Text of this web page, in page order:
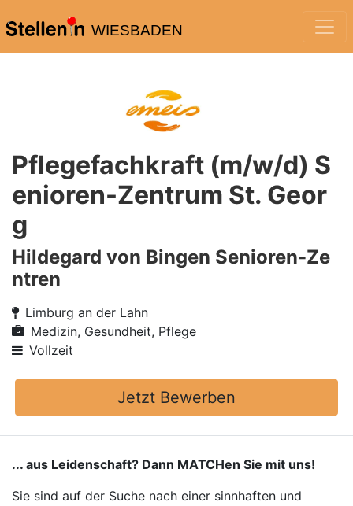
WIESBADEN
Pflegefachkraft (m/w/d) S
enioren-Zentrum St. Geor
g
Hildegard von Bingen Senioren-Ze
ntren
Limburg an der Lahn
Medizin, Gesundheit, Pflege
Vollzeit
Jetzt Bewerben
... aus Leidenschaft? Dann MATCHen Sie mit uns!
Sie sind auf der Suche nach einer sinnhaften und